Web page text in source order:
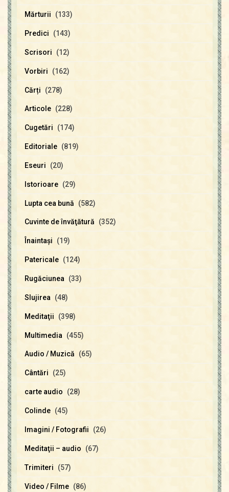
Mărturii (133)
Predici (143)
Scrisori (12)
Vorbiri (162)
Cărți (278)
Articole (228)
Cugetări (174)
Editoriale (819)
Eseuri (20)
Istorioare (29)
Lupta cea bună (582)
Cuvinte de învăţătură (352)
Înaintaşi (19)
Patericale (124)
Rugăciunea (33)
Slujirea (48)
Meditaţii (398)
Multimedia (455)
Audio / Muzică (65)
Cântări (25)
carte audio (28)
Colinde (45)
Imagini / Fotografii (26)
Meditaţii – audio (67)
Trimiteri (57)
Video / Filme (86)